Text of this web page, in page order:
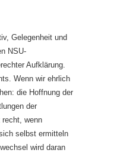
Gelegenheit und
NSU-
Aufklärung.
Wenn wir ehrlich
die Hoffnung der
der
wenn
selbst ermitteln
wird daran